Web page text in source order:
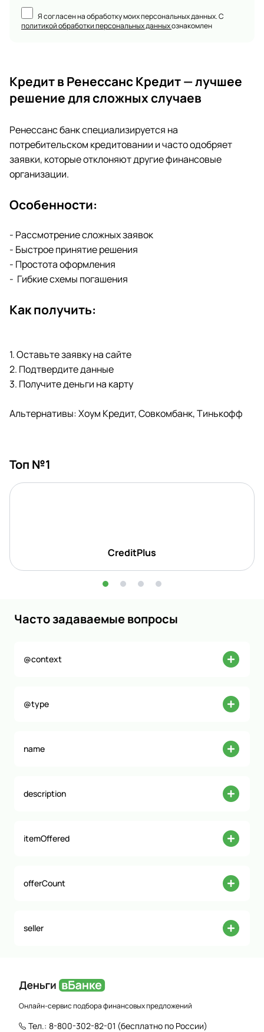
Я согласен на обработку моих персональных данных. С
политикой обработки персональных данныхознакомлен
Кредит в Ренессанс Кредит — лучшее
решение для сложных случаев
Ренессанс банк специализируется на
потребительском кредитовании и часто одобряет
заявки, которые отклоняют другие финансовые
организации.
Особенности:
- Рассмотрение сложных заявок
- Быстрое принятие решения
- Простота оформления
- Гибкие схемы погашения
Как получить:
1. Оставьте заявку на сайте
2. Подтвердите данные
3. Получите деньги на карту
Альтернативы: Хоум Кредит, Совкомбанк, Тинькофф
Топ №1
CreditPlus
Часто задаваемые вопросы
@context
@type
name
description
itemOffered
offerCount
seller
Онлайн-сервис подбора финансовых предложений
Тел.: 8-800-302-82-01 (бесплатно по России)